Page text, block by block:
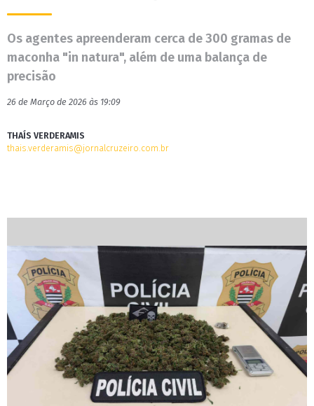
Os agentes apreenderam cerca de 300 gramas de
maconha "in natura", além de uma balança de
precisão
26 de Março de 2026 às 19:09
THAÍS VERDERAMIS
thais.verderamis@jornalcruzeiro.com.br